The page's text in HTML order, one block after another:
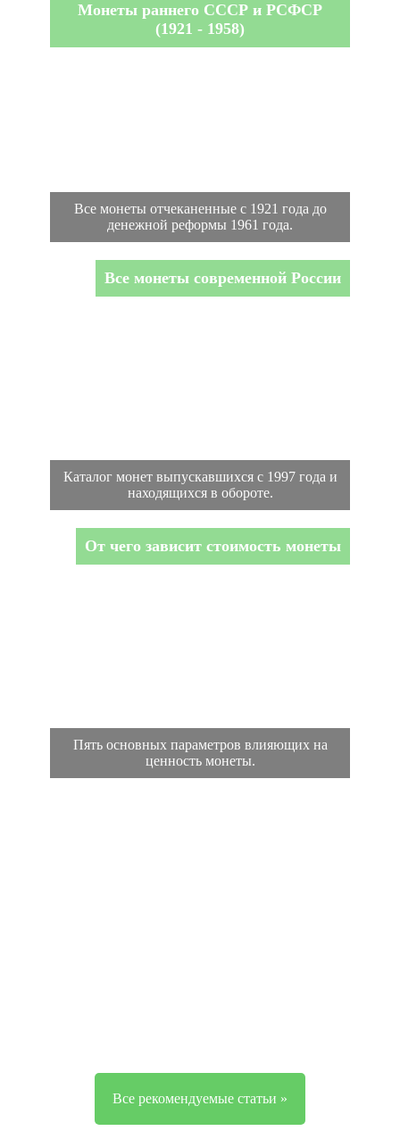
Монеты раннего СССР и РСФСР
(1921 - 1958)
Все монеты отчеканенные с 1921 года до
денежной реформы 1961 года.
Все монеты современной России
Каталог монет выпускавшихся с 1997 года и
находящихся в обороте.
От чего зависит стоимость монеты
Пять основных параметров влияющих на
ценность монеты.
Все рекомендуемые статьи »